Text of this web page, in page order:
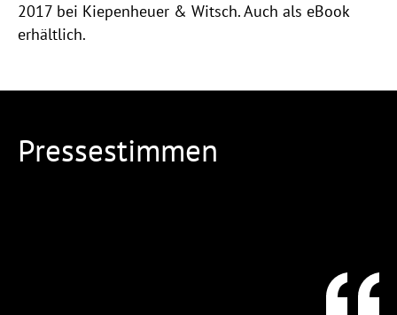
2017 bei Kiepenheuer & Witsch. Auch als eBook
erhältlich.
Pressestimmen